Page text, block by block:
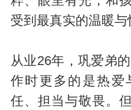
受到最真实的温暖与
从业26年，巩爱弟
作时更多的是热爱
任、担当与敬畏。